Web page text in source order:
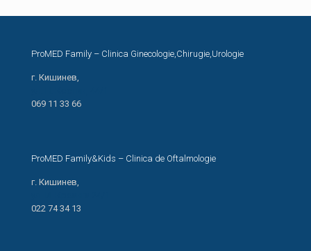
ProMED Family – Clinica Ginecologie,Chirugie,Urologie
г. Кишинев,
069 11 33 66
ProMED Family&Kids – Clinica de Oftalmologie
г. Кишинев,
022 74 34 13